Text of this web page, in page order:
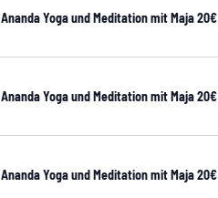
Ananda Yoga und Meditation mit Maja 20€
Ananda Yoga und Meditation mit Maja 20€
Ananda Yoga und Meditation mit Maja 20€